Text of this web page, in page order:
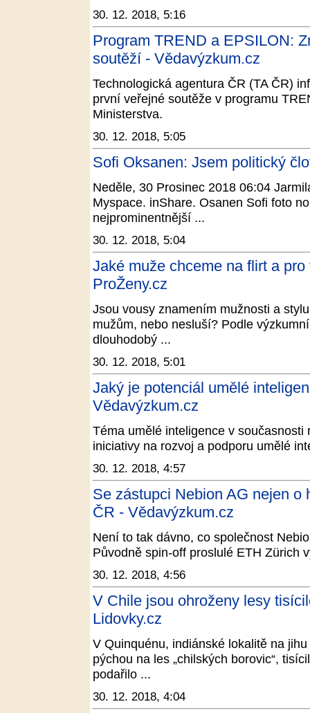
30. 12. 2018, 5:16
Program TREND a EPSILON:
soutěží - Vědavýzkum.cz
Technologická agentura ČR (TA ČR)
první veřejné soutěže v programu
Ministerstva.
30. 12. 2018, 5:05
Sofi Oksanen: Jsem politický
Neděle, 30 Prosinec 2018 06:04
Myspace. inShare. Osanen Sofi foto
nejprominentnější ...
30. 12. 2018, 5:04
Jaké muže chceme na flirt a
ProŽeny.cz
Jsou vousy znamením mužnosti a
mužům, nebo nesluší? Podle
dlouhodobý ...
30. 12. 2018, 5:01
Jaký je potenciál umělé
Vědavýzkum.cz
Téma umělé inteligence v
iniciativy na rozvoj a podporu umělé
30. 12. 2018, 4:57
Se zástupci Nebion AG nejen
ČR - Vědavýzkum.cz
Není to tak dávno, co společnost
Původně spin-off proslulé ETH Zürich
30. 12. 2018, 4:56
V Chile jsou ohroženy lesy
Lidovky.cz
V Quinquénu, indiánské lokalitě na
pýchou na les „chilských borovic“,
podařilo ...
30. 12. 2018, 4:04